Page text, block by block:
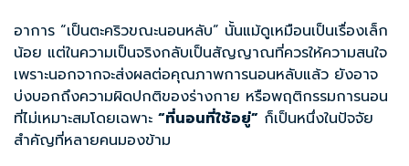
อาการ “เป็นตะคริวขณะนอนหลับ” นั้นแม้ดูเหมือนเป็นเรื่องเล็ก
น้อย แต่ในความเป็นจริงกลับเป็นสัญญาณที่ควรให้ความสนใจ
เพราะนอกจากจะส่งผลต่อคุณภาพการนอนหลับแล้ว ยังอาจ
บ่งบอกถึงความผิดปกติของร่างกาย หรือพฤติกรรมการนอน
ที่ไม่เหมาะสมโดยเฉพาะ “ที่นอนที่ใช้อยู่” ก็เป็นหนึ่งในปัจจัย
สำคัญที่หลายคนมองข้าม